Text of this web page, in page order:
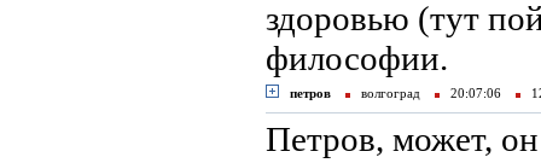
здоровью (тут
философии.
петров волгоград 20:07:06
Петров, может, он